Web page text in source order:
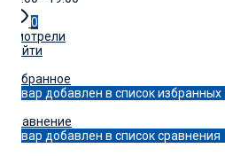
0
Смотрели
Войти
Избранное
Товар добавлен в список избранных
Сравнение
Товар добавлен в список сравнения